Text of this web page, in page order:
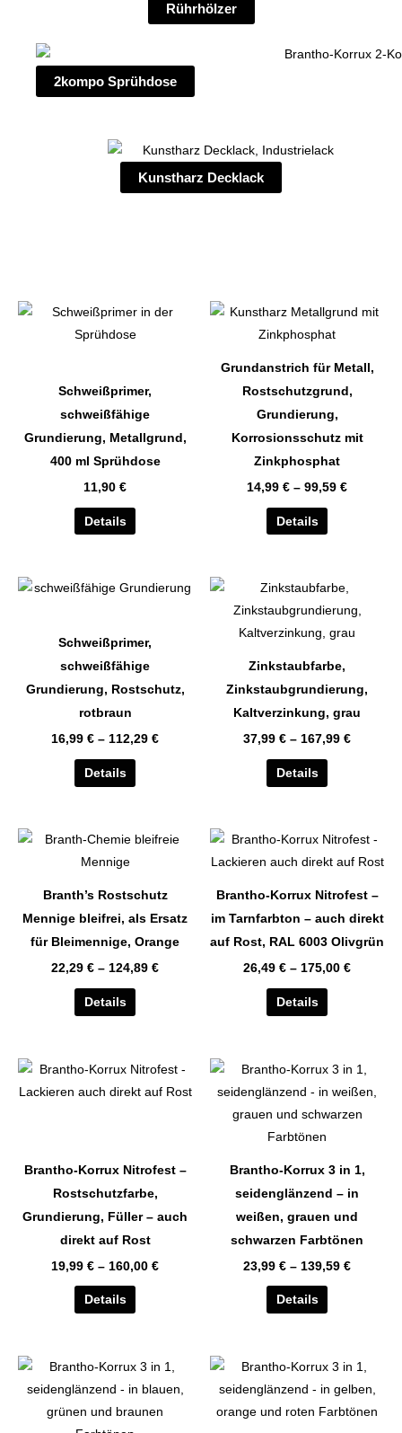
Rührhölzer
2kompo Sprühdose
Kunstharz Decklack
Schweißprimer,
schweißfähige
Grundierung, Metallgrund,
400 ml Sprühdose
11,90 €
Details
Grundanstrich für Metall,
Rostschutzgrund,
Grundierung,
Korrosionsschutz mit
Zinkphosphat
14,99 € – 99,59 €
Details
Dieses
Produkt
Varianten
auf.
Die
Optionen
können
auf
der
gewählt
Schweißprimer,
schweißfähige
Grundierung, Rostschutz,
rotbraun
16,99 € – 112,29 €
Details
Dieses
Varianten
Optionen
auf
Produktseite
Zinkstaubfarbe,
Zinkstaubgrundierung,
Kaltverzinkung, grau
37,99 € – 167,99 €
Details
Dieses
Produkt
weist
Die
Optionen
auf
Produktseite
gewählt
Branth’s Rostschutz
Mennige bleifrei, als Ersatz
für Bleimennige, Orange
22,29 € – 124,89 €
Details
Dieses
Die
können
der
Produktseite
Brantho-Korrux Nitrofest –
im Tarnfarbton – auch direkt
auf Rost, RAL 6003 Olivgrün
26,49 € – 175,00 €
Details
Dieses
Produkt
Die
können
der
Produktseite
Brantho-Korrux Nitrofest –
Rostschutzfarbe,
Grundierung, Füller – auch
direkt auf Rost
19,99 € – 160,00 €
Details
Dieses
Produkt
Optionen
können
auf
Produktseite
werden
Brantho-Korrux 3 in 1,
seidenglänzend – in
weißen, grauen und
schwarzen Farbtönen
23,99 € – 139,59 €
Details
Dieses
Produkt
weist
Optionen
können
auf
Produktseite
werden
Dieses
Produkt
weist
Dieses
Produkt
weist